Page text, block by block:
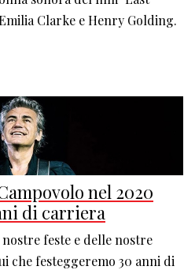
Clarke e Henry Golding.
nel 2020
di carriera
feste e delle nostre
che festeggeremo 30 anni di